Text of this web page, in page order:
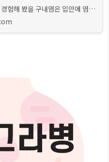
험해 봤을 구내염은 입안에 염증
혀가 닿기만 해도 아프고 불편감
레스를 받거나 피곤한 상황에 더